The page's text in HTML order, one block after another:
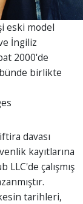
eski model
İngiliz
2000'de
birlikte
davası
kayıtlarına
LLC'de çalışmış
tarihleri,